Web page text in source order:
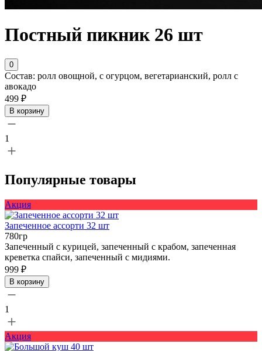
Постный пикник 26 шт
0
Состав: ролл овощной, с огурцом, вегетарианский, ролл с
авокадо
499 ₽
В корзину
1
Популярные товары
Акция
Запеченное ассорти 32 шт
780гр
Запеченный с курицей, запеченный с крабом, запеченная
креветка спайси, запеченный с мидиями.
999 ₽
В корзину
1
Акция